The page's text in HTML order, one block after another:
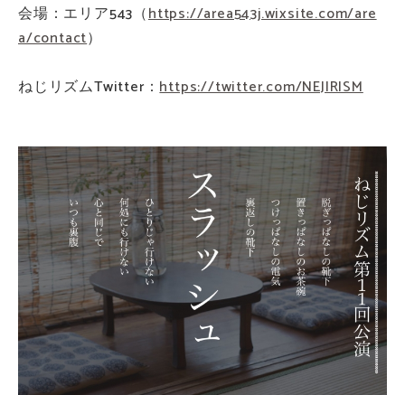
会場：エリア543（https://area543j.wixsite.com/are
a/contact）
ねじリズムTwitter：https://twitter.com/NEJIRISM